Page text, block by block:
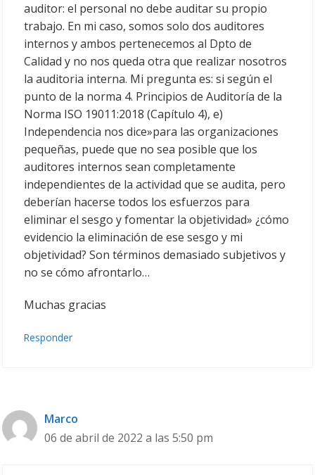
auditor: el personal no debe auditar su propio
trabajo. En mi caso, somos solo dos auditores
internos y ambos pertenecemos al Dpto de
Calidad y no nos queda otra que realizar nosotros
la auditoria interna. Mi pregunta es: si según el
punto de la norma 4. Principios de Auditoría de la
Norma ISO 19011:2018 (Capítulo 4), e)
Independencia nos dice»para las organizaciones
pequeñas, puede que no sea posible que los
auditores internos sean completamente
independientes de la actividad que se audita, pero
deberían hacerse todos los esfuerzos para
eliminar el sesgo y fomentar la objetividad» ¿cómo
evidencio la eliminación de ese sesgo y mi
objetividad? Son términos demasiado subjetivos y
no se cómo afrontarlo…
Muchas gracias
Responder
Marco
06 de abril de 2022 a las 5:50 pm